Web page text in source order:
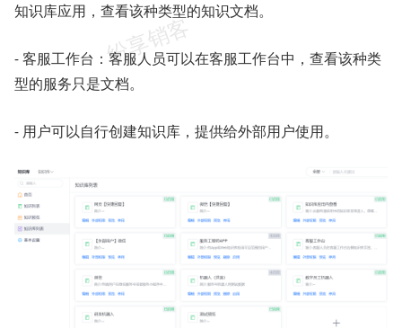
知识库应用，查看该种类型的知识文档。
- 客服工作台：客服人员可以在客服工作台中，查看该种类
型的服务只是文档。
- 用户可以自行创建知识库，提供给外部用户使用。